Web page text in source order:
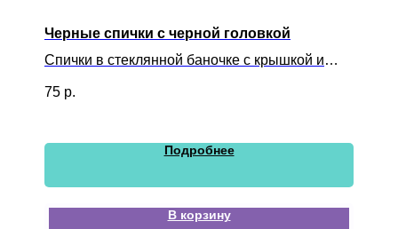
Черные спички с черной головкой
Спички в стеклянной баночке с крышкой и
75 р.
Подробнее
В корзину